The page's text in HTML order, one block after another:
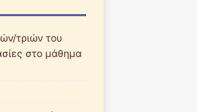
τριών του
στο μάθημα